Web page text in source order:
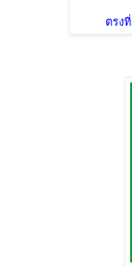
ตรงที่